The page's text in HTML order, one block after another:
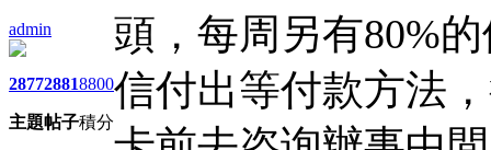
admin
2877
主題
2881
帖子
8800
積分
頭，每周另有80%
信付出等付款方法